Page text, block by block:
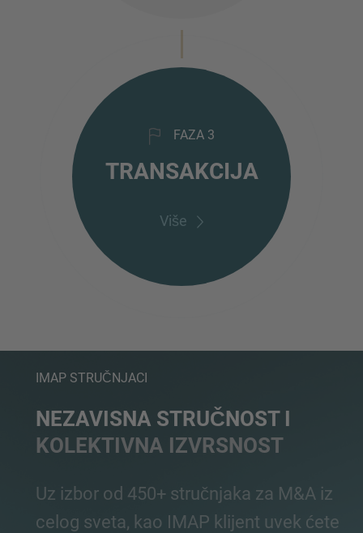
FAZA 3
TRANSAKCIJA
Više
IMAP STRUČNJACI
NEZAVISNA STRUČNOST I
KOLEKTIVNA IZVRSNOST
Uz izbor od 450+ stručnjaka za M&A iz
celog sveta, kao IMAP klijent uvek ćete